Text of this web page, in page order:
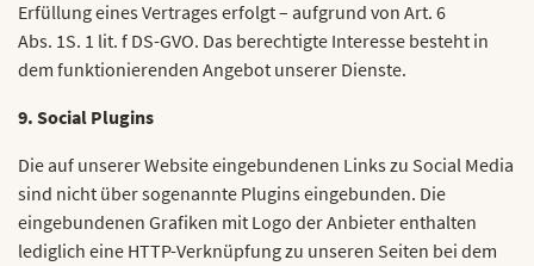
Erfüllung eines Vertrages erfolgt – aufgrund von Art. 6
Abs. 1S. 1 lit. f DS-GVO. Das berechtigte Interesse besteht in
dem funktionierenden Angebot unserer Dienste.
9. Social Plugins
Die auf unserer Website eingebundenen Links zu Social Media
sind nicht über sogenannte Plugins eingebunden. Die
eingebundenen Grafiken mit Logo der Anbieter enthalten
lediglich eine HTTP-Verknüpfung zu unseren Seiten bei dem